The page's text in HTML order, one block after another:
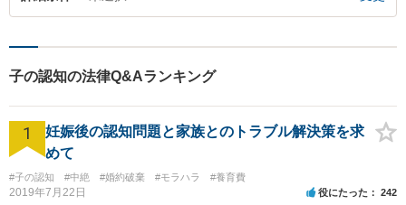
子の認知の法律Q&Aランキング
1
妊娠後の認知問題と家族とのトラブル解決策を求
めて
#子の認知 #中絶 #婚約破棄 #モラハラ #養育費
2019年7月22日 役にたった 242